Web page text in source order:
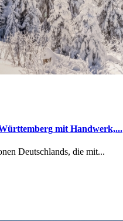
mit Handwerk,...
Deutschlands, die mit...